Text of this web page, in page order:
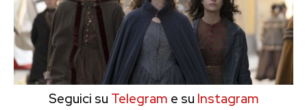
Seguici su Telegram e su Instagram